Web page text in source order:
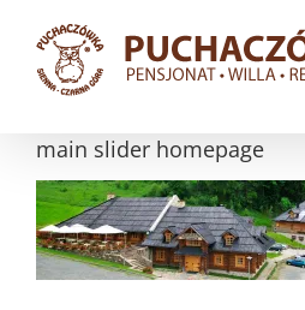
zawartości
main slider homepage